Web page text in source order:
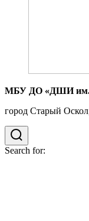
МБУ ДО «ДШИ им.
город Старый
Search for: